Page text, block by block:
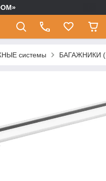
системы БАГАЖНИКИ